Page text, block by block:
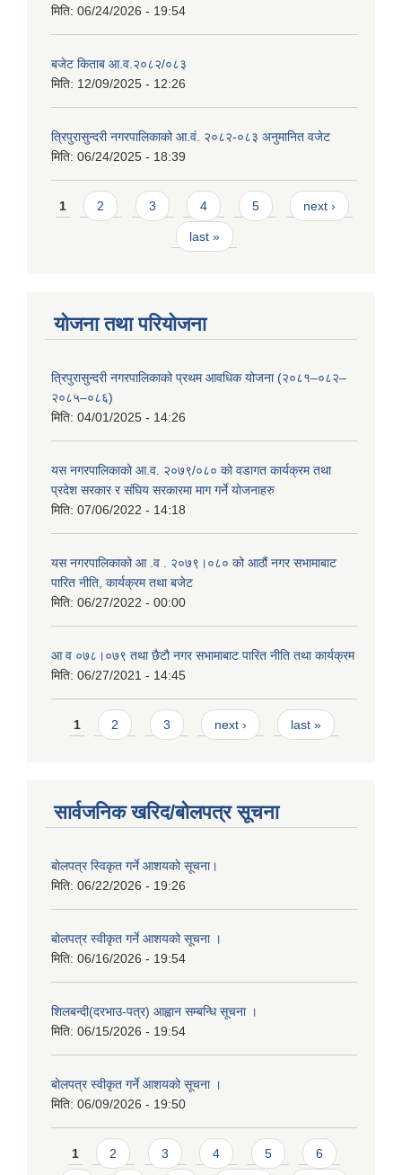
मिति: 06/24/2026 - 19:54
बजेट किताब आ.व.२०८२/०८३
मिति: 12/09/2025 - 12:26
त्रिपुरासुन्दरी नगरपालिकाको आ.वं. २०८२-०८३ अनुमानित वजेट
मिति: 06/24/2025 - 18:39
Pages
1 2 3 4 5 next ›
last »
योजना तथा परियोजना
त्रिपुरासुन्दरी नगरपालिकाको प्रथम आवधिक योजना (२०८१–०८२–
२०८५–०८६)
मिति: 04/01/2025 - 14:26
यस नगरपालिकाको आ.व. २०७९/०८० को वडागत कार्यक्रम तथा
प्रदेश सरकार र संघिय सरकारमा माग गर्ने याेजनाहरु
मिति: 07/06/2022 - 14:18
यस नगरपालिकाको आ‍ .व . २०७९।०८० को आठौं नगर सभामाबाट
पारित नीति, कार्यक्रम तथा बजेट
मिति: 06/27/2022 - 00:00
आ‍ व ०७८।०७९ तथा छैटाै नगर सभामाबाट पारित नीति तथा कार्यक्रम
मिति: 06/27/2021 - 14:45
Pages
1 2 3 next › last »
सार्वजनिक खरिद/बोलपत्र सूचना
बाेलपत्र स्विकृत गर्ने आशयकाे सूचना।
मिति: 06/22/2026 - 19:26
बोलपत्र स्वीकृत गर्ने आशयको सूचना ।
मिति: 06/16/2026 - 19:54
शिलबन्दी(दरभाउ-पत्र) आह्वान सम्बन्धि सूचना ।
मिति: 06/15/2026 - 19:54
बोलपत्र स्वीकृत गर्ने आशयको सूचना ।
मिति: 06/09/2026 - 19:50
Pages
1 2 3 4 5 6